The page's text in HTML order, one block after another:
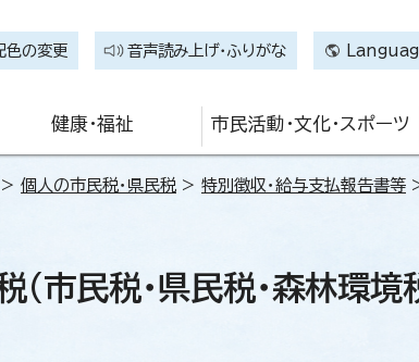
色の変更 音声読み上げ・ふりがな
健康・福祉 市民活動・文化・スポーツ
> 個人の市民税・県民税 > 特別徴収・給与支払報告書等
(市民税・県民税・森林環